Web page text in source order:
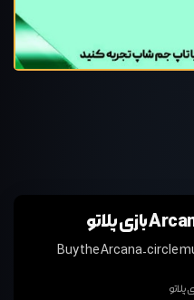
Buy the Arcana-circle
پلاتو